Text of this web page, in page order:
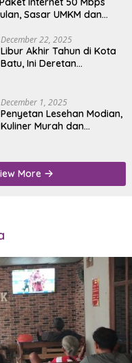
Sasar UMKM dan
December 22, 2025
Libur Akhir Tahun di Kota
Batu, Ini Deretan
December 1, 2025
Penyetan Lesehan Modian,
Kuliner Murah dan
Nganjuk
More